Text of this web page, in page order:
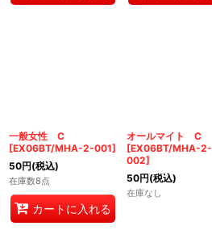
一般女性 C
[EX06BT/MHA-2-001]
50円(税込)
在庫数8点
カートに入れる
オールマイト C
[EX06BT/MHA-2-
002]
50円(税込)
在庫なし